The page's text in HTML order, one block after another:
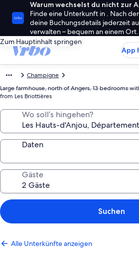
Warum wechselst du nicht zur
Finde eine Unterkunft in . Nach
deine Buchungsdetails jederzeit
verwalten – bequem an einem Ort.
Zum Hauptinhalt springen
App
Champigne
Large farmhouse, north of Angers, 13 bedrooms
from Les Briottières
Wo soll’s hingehen?
Daten
Gäste
Suchen
Alle Unterkünfte anzeigen